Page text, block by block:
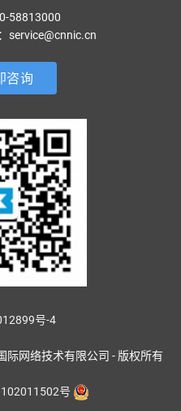
58813000
service@cnnic.cn
咨询
号-4
网络技术有限公司 - 版权所有
号